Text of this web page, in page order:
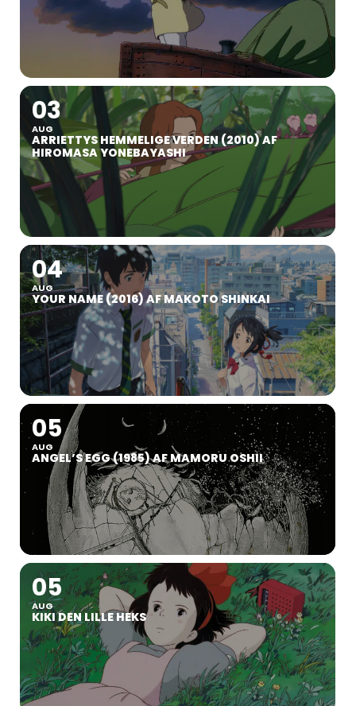
03
AUG
ARRIETTYS HEMMELIGE VERDEN (2010) AF
HIROMASA YONEBAYASHI
04
AUG
YOUR NAME (2016) AF MAKOTO SHINKAI
05
AUG
ANGEL’S EGG (1985) AF MAMORU OSHII
05
AUG
KIKI DEN LILLE HEKS